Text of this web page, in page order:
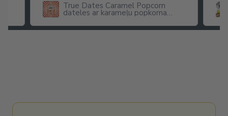
True Dates Caramel Popcorn
dateles ar karameļu popkorna